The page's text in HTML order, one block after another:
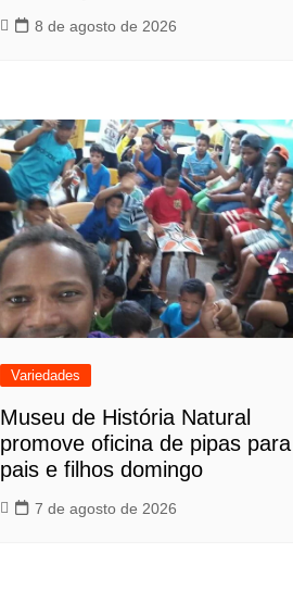
8 de agosto de 2026
Variedades
Museu de História Natural
promove oficina de pipas para
pais e filhos domingo
7 de agosto de 2026